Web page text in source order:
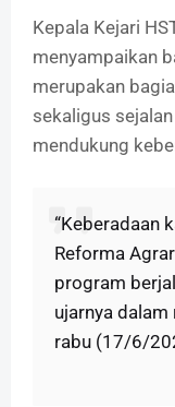
Kepala Kejari
menyampaikan
merupakan
sekaligus
mendukung
“Keberadaan
Reforma
program
ujarnya dalam
rabu (17/6/